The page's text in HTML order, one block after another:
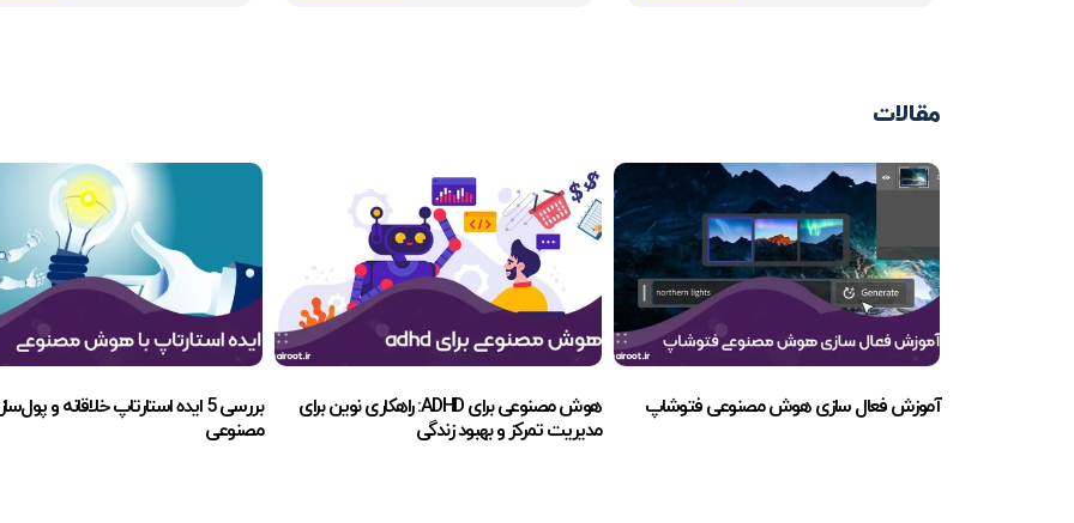
مقالات
آموزش فعال سازی هوش مصنوعی فتوشاپ
هوش مصنوعی برای ADHD: راهکاری نوین برای
مدیریت تمرکز و بهبود زندگی
بررسی 5 ایده استارتاپ خلاقانه و پول‌ساز با هوش
مصنوعی